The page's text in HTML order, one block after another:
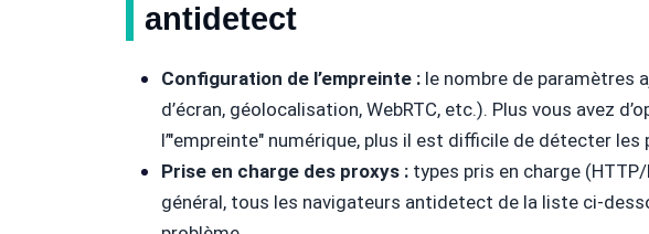
antidetect
Configuration de l’empreinte : le nombre de paramètres
d’écran, géolocalisation, WebRTC, etc.). Plus vous avez
l’"empreinte" numérique, plus il est difficile de détecter les
Prise en charge des proxys : types pris en charge (HTTP/
général, tous les navigateurs antidetect de la liste ci-